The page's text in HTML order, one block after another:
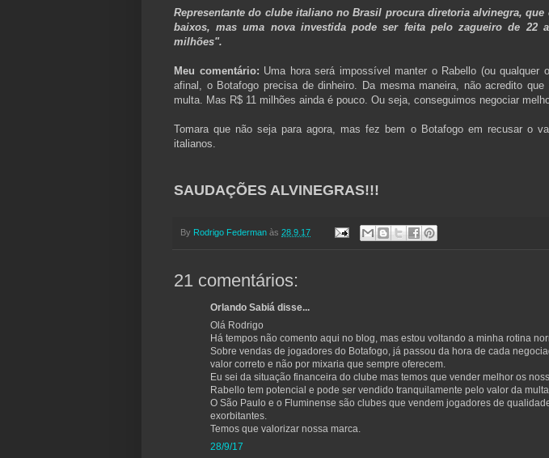
Representante do clube italiano no Brasil procura diretoria alvinegra,
baixos, mas uma nova investida pode ser feita pelo zagueiro de 22
milhões".
Meu comentário: Uma hora será impossível manter o Rabello (ou qualquer
afinal, o Botafogo precisa de dinheiro. Da mesma maneira, não acredito
multa. Mas R$ 11 milhões ainda é pouco. Ou seja, conseguimos negociar
Tomara que não seja para agora, mas fez bem o Botafogo em recusar o
italianos.
SAUDAÇÕES ALVINEGRAS!!!
By Rodrigo Federman às 28.9.17
21 comentários:
Orlando Sabiá disse...
Olá Rodrigo
Há tempos não comento aqui no blog, mas estou voltando a minha rotina
Sobre vendas de jogadores do Botafogo, já passou da hora de cada
valor correto e não por mixaria que sempre oferecem.
Eu sei da situação financeira do clube mas temos que vender melhor os
Rabello tem potencial e pode ser vendido tranquilamente pelo valor da
O São Paulo e o Fluminense são clubes que vendem jogadores de
exorbitantes.
Temos que valorizar nossa marca.
28/9/17